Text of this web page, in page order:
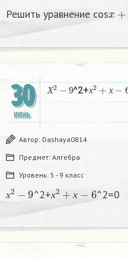
Решить уравнение cos
30
ИЮНЬ
Х
Х2−9 ^2+х х
х2+х−6
Автор: Dashaya0814
Предмет: Алгебра
Уровень: 5 - 9 класс
х
х2 9 ^2+ х х
х2 ^2=0